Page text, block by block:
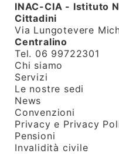
INAC-CIA - Istituto
Cittadini
Via Lungotevere
Centralino
Tel. 06 99722301
Chi siamo
Servizi
Le nostre sedi
News
Convenzioni
Privacy e Privacy
Pensioni
Invalidità civile